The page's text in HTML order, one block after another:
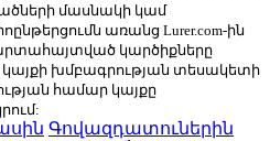
մասնակի կամ
առանց Lurer.com-ին
արտահայտված կարծիքները
խմբագրության տեսակետի
համար կայքը
Գովազդատուներին